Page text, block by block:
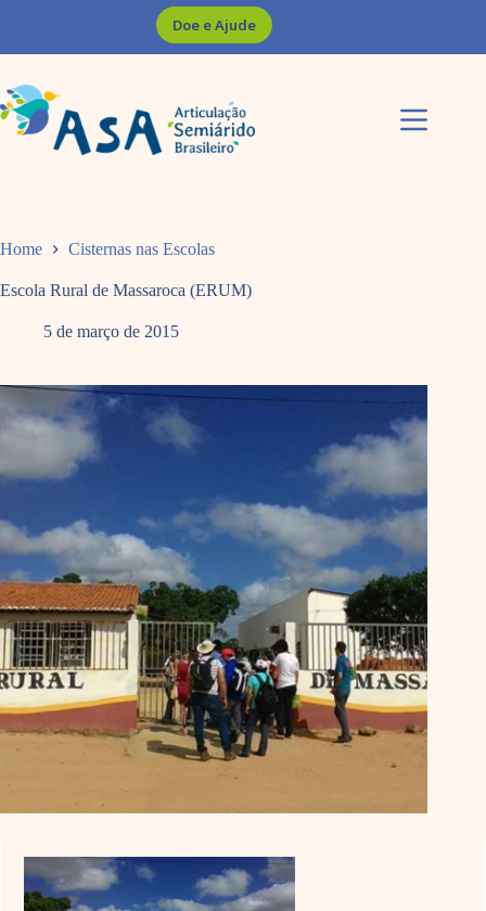
Doe e Ajude
Home Cisternas nas Escolas
Escola Rural de Massaroca (ERUM)
5 de março de 2015